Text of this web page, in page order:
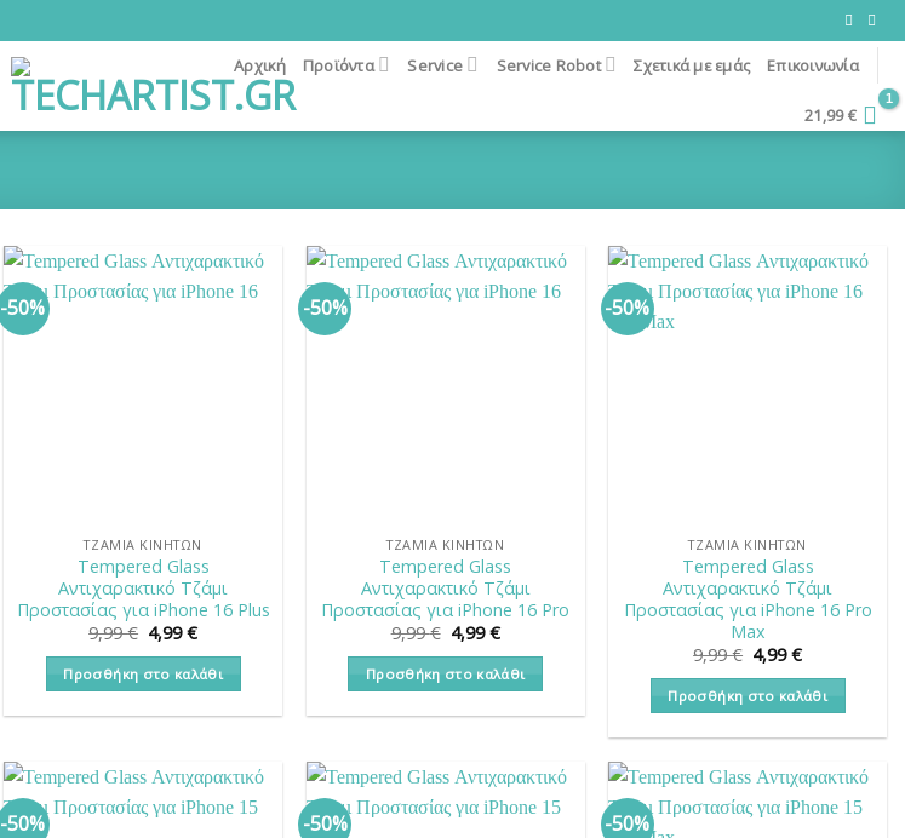
Αρχική Προϊόντα Service Service Robot Σχετικά με εμάς Επικοινωνία
21,99€
-50%
ΤΖΆΜΙΑ ΚΙΝΗΤΏΝ
Tempered Glass
Αντιχαρακτικό Τζάμι
Προστασίας για iPhone 16 Plus
9,99€ Original
price
was:
9,99 €.
4,99€Η
τιμή
είναι:
Προσθήκη στο καλάθι
-50%
ΤΖΆΜΙΑ ΚΙΝΗΤΏΝ
Tempered Glass
Αντιχαρακτικό Τζάμι
Προστασίας για iPhone 16 Pro
9,99€ Original
price
was:
9,99 €.
4,99€Η
τιμή
είναι:
Προσθήκη στο καλάθι
-50%
ΤΖΆΜΙΑ ΚΙΝΗΤΏΝ
Tempered Glass
Αντιχαρακτικό Τζάμι
Προστασίας για iPhone 16 Pro
Max
9,99€ Original
price
was:
9,99 €.
4,99€Η
τιμή
είναι:
Προσθήκη στο καλάθι
-50% -50% -50%